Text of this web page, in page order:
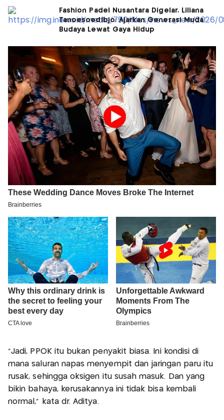
Fashion Padel Nusantara Digelar, Liliana
Tanoesoedibjo: Ajarkan Generasi Muda
Budaya Lewat Gaya Hidup
"Jadi, PPOK itu bukan penyakit biasa. Ini kondisi di
mana saluran napas menyempit dan jaringan paru itu
rusak, sehingga oksigen itu susah masuk. Dan yang
bikin bahaya, kerusakannya ini tidak bisa kembali
normal," kata dr. Aditya.